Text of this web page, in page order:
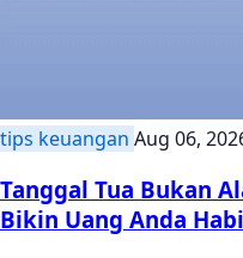
tips keuangan Aug 06,
Tanggal Tua Bukan
Bikin Uang Anda